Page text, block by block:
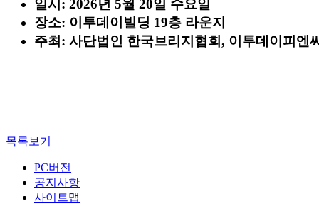
일시: 2026년 5월 20일 수요일
장소: 이투데이빌딩 19층 라운지
주최: 사단법인 한국브리지협회, 이투데이피엔
목록보기
PC버전
공지사항
사이트맵